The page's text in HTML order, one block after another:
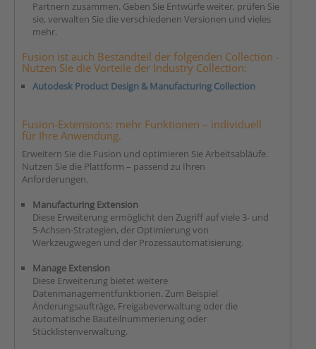
Partnern zusammen. Geben Sie Entwürfe weiter, prüfen Sie
sie, verwalten Sie die verschiedenen Versionen und vieles
mehr.
Fusion ist auch Bestandteil der folgenden Collection -
Nutzen Sie die Vorteile der Industry Collection:
Autodesk Product Design & Manufacturing Collection
Fusion-Extensions: mehr Funktionen – individuell
für Ihre Anwendung.
Erweitern Sie die Fusion und optimieren Sie Arbeitsabläufe.
Nutzen Sie die Plattform – passend zu Ihren
Anforderungen.
Manufacturing Extension
Diese Erweiterung ermöglicht den Zugriff auf viele 3- und
5-Achsen-Strategien, der Optimierung von
Werkzeugwegen und der Prozessautomatisierung.
Manage Extension
Diese Erweiterung bietet weitere
Datenmanagementfunktionen. Zum Beispiel
Änderungsaufträge, Freigabeverwaltung oder die
automatische Bauteilnummerierung oder
Stücklistenverwaltung.